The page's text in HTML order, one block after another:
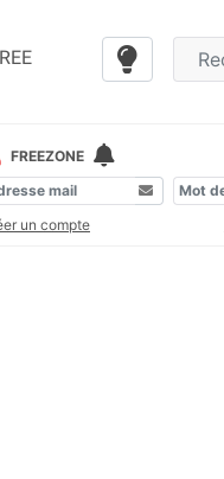
FREEZONE
un compte